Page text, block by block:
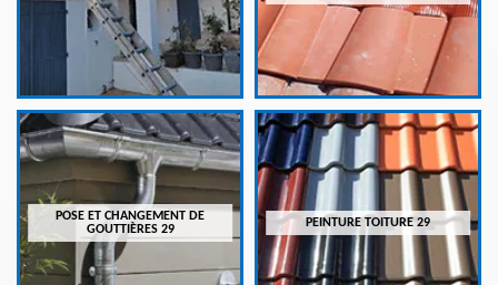
POSE ET CHANGEMENT DE
GOUTTIÈRES 29
PEINTURE TOITURE 29